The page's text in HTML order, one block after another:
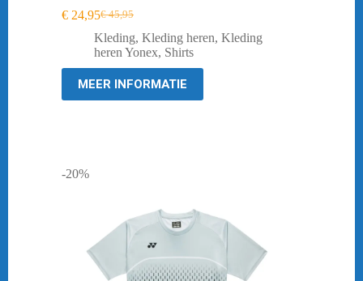
€45,95
Oorspronkelijke
prijs
was:
€ 24,95Huidige
prijs
is:
Kleding, Kleding heren, Kleding
heren Yonex, Shirts
MEER INFORMATIE
-20%